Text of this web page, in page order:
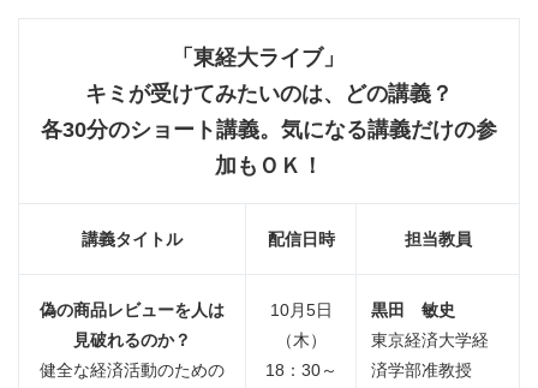
「東経大ライブ」
キミが受けてみたいのは、どの講義？
各30分のショート講義。気になる講義だけの参
加もＯＫ！
講義タイトル 配信日時 担当教員
偽の商品レビューを人は
見破れるのか？
健全な経済活動のための
10月5日
（木）
18：30～
黒田 敏史
東京経済大学経
済学部准教授